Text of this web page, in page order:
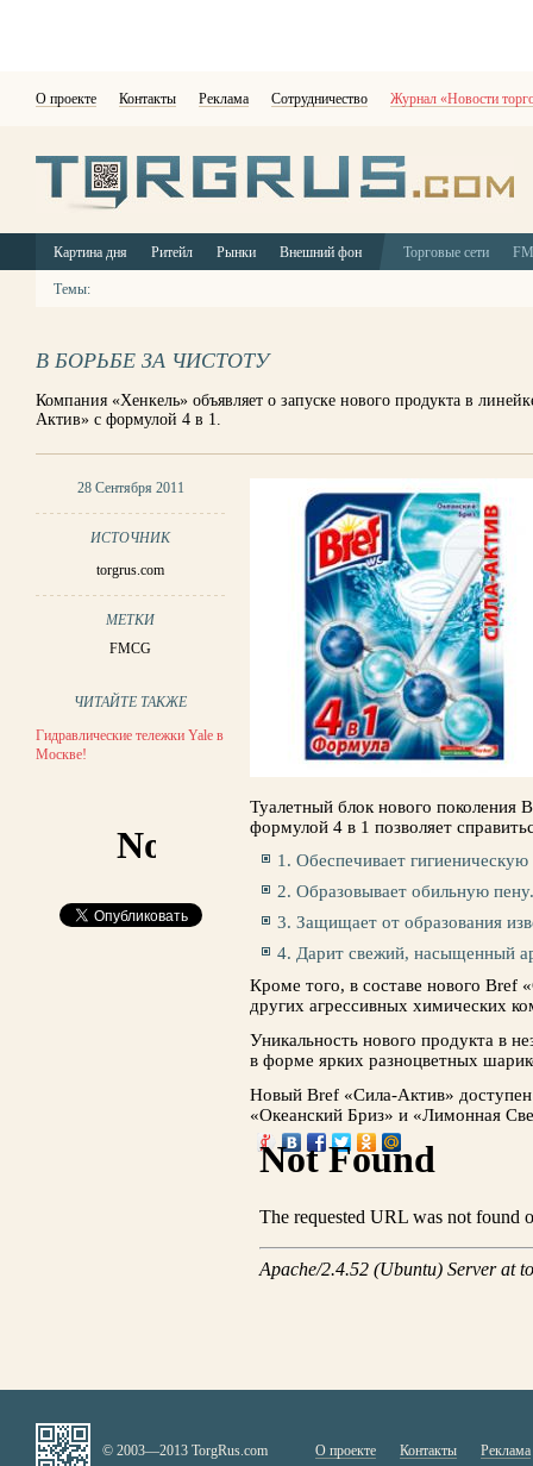
О проекте Контакты Реклама Сотрудничество Журнал «Новости
Картина дня Ритейл Рынки Внешний фон Торговые сети
Темы:
В БОРЬБЕ ЗА ЧИСТОТУ
Компания «Хенкель» объявляет о запуске нового продукта в
Актив» с формулой 4 в 1.
28 Сентября 2011
ИСТОЧНИК
torgrus.com
МЕТКИ
FMCG
ЧИТАЙТЕ ТАКЖЕ
Гидравлические тележки Yale в
Москве!
Туалетный блок нового поколения
формулой 4 в 1 позволяет
1. Обеспечивает гигиеническую
2. Образовывает обильную пену.
3. Защищает от образования
4. Дарит свежий, насыщенный
Кроме того, в составе нового Bref
других агрессивных химических
Уникальность нового продукта в
в форме ярких разноцветных
Новый Bref «Сила-Актив»
«Океанский Бриз» и «Лимонная
© 2003—2013 TorgRus.com О проекте Контакты Реклама